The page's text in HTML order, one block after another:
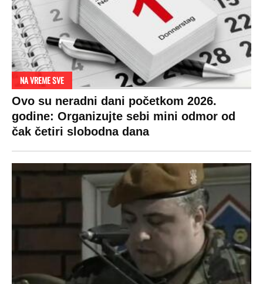
RAJ!
Žene u Srbiji su poludele za njima,
ogledaju se, bacaju pare: Ovde bunde
koštaju 100 evra, a neke i 2.000 dinara!